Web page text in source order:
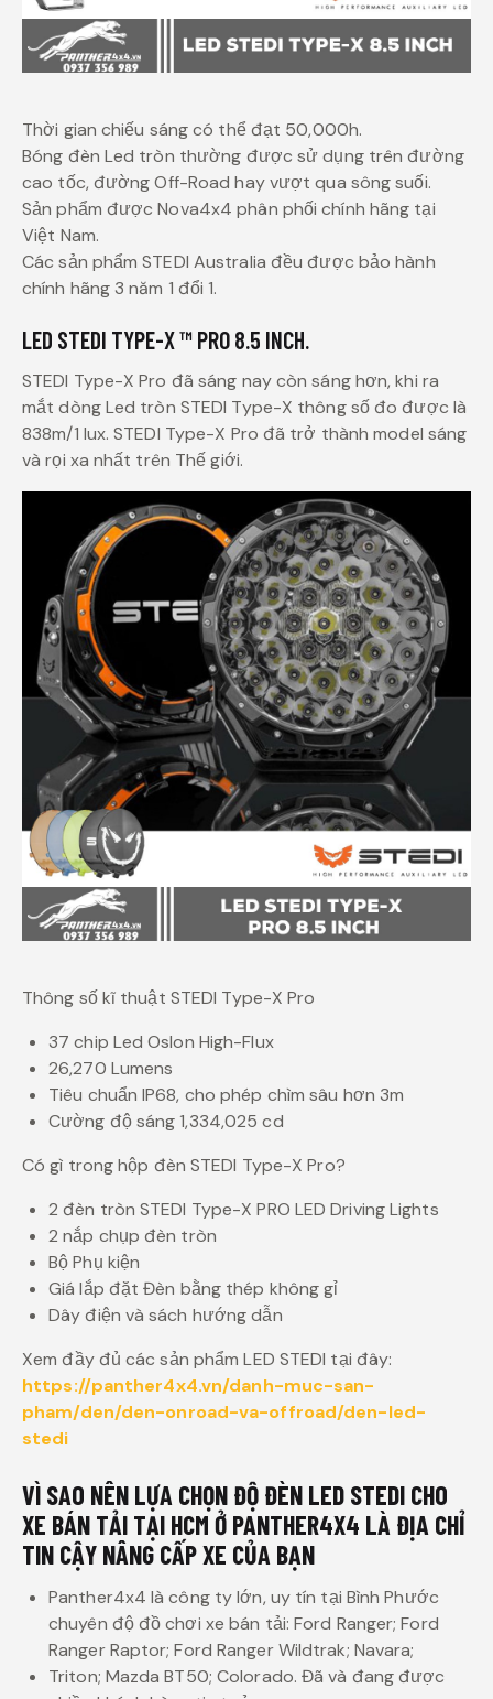
Thời gian chiếu sáng có thể đạt 50,000h.
Bóng đèn Led tròn thường được sử dụng trên đường
cao tốc, đường Off-Road hay vượt qua sông suối.
Sản phẩm được Nova4x4 phân phối chính hãng tại
Việt Nam.
Các sản phẩm STEDI Australia đều được bảo hành
chính hãng 3 năm 1 đổi 1.
LED STEDI TYPE-X ™ PRO 8.5 INCH.
STEDI Type-X Pro đã sáng nay còn sáng hơn, khi ra
mắt dòng Led tròn STEDI Type-X thông số đo được là
838m/1 lux. STEDI Type-X Pro đã trở thành model sáng
và rọi xa nhất trên Thế giới.
Thông số kĩ thuật STEDI Type-X Pro
37 chip Led Oslon High-Flux
26,270 Lumens
Tiêu chuẩn IP68, cho phép chìm sâu hơn 3m
Cường độ sáng 1,334,025 cd
Có gì trong hộp đèn STEDI Type-X Pro?
2 đèn tròn STEDI Type-X PRO LED Driving Lights
2 nắp chụp đèn tròn
Bộ Phụ kiện
Giá lắp đặt Đèn bằng thép không gỉ
Dây điện và sách hướng dẫn
Xem đầy đủ các sản phẩm LED STEDI tại đây:
https://panther4x4.vn/danh-muc-san-
pham/den/den-onroad-va-offroad/den-led-
stedi
VÌ SAO NÊN LỰA CHỌN ĐỘ ĐÈN LED STEDI CHO
XE BÁN TẢI TẠI HCM Ở PANTHER4X4 LÀ ĐỊA CHỈ
TIN CẬY NÂNG CẤP XE CỦA BẠN
Panther4x4 là công ty lớn, uy tín tại Bình Phước
chuyên độ đồ chơi xe bán tải: Ford Ranger; Ford
Ranger Raptor; Ford Ranger Wildtrak; Navara;
Triton; Mazda BT50; Colorado. Đã và đang được